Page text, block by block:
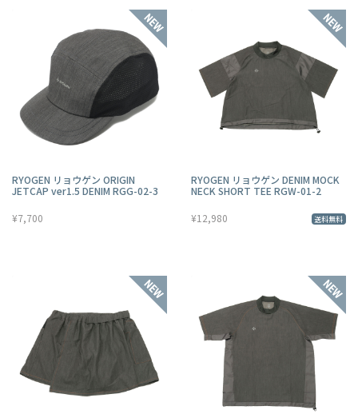
RYOGEN リョウゲン ORIGIN
JETCAP ver1.5 DENIM RGG-02-3
¥7,700
RYOGEN リョウゲン DENIM MOCK
NECK SHORT TEE RGW-01-2
¥12,980 送料無料